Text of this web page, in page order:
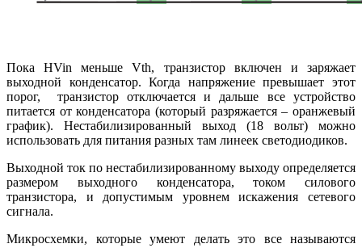
Пока HVin меньше Vth, транзистор включен и заряжает
выходной конденсатор. Когда напряжение превышает этот
порог, транзистор отключается и дальше все устройство
питается от конденсатора (который разряжается – оранжевый
график). Нестабилизированный выход (18 вольт) можно
использовать для питания разных там линеек светодиодиков.
Выходной ток по нестабилизированному выходу определяется
размером выходного конденсатора, током силового
транзистора, и допустимым уровнем искажения сетевого
сигнала.
Микросхемки, которые умеют делать это все называются